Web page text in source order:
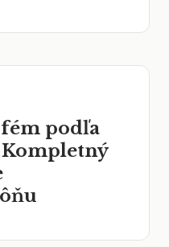
podľa